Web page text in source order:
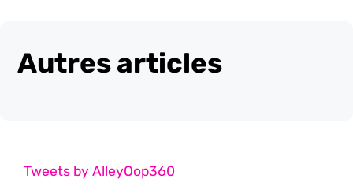
Autres articles
Tweets by AlleyOop360